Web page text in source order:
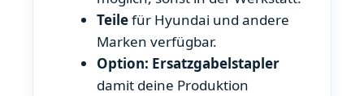
Teilefür Hyundai und andere
Marken verfügbar.
Option: Ersatzgabelstapler
damit deine Produktion